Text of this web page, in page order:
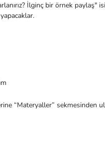
İlginç bir örnek paylaş"
“Materyaller” sekmesinden